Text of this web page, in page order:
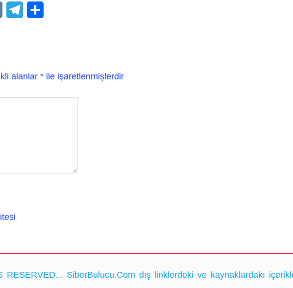
VK Telegram
alanlar * ile işaretlenmişlerdir
RESERVED... SiberBulucu.Com dış linklerdeki ve kaynaklardakı